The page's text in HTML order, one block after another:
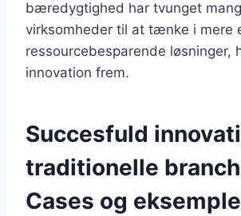
bæredygtighed har tvunget
virksomheder til at tænke i mere
ressourcebesparende løsninger,
innovation frem.
Succesfuld
traditionelle
Cases og